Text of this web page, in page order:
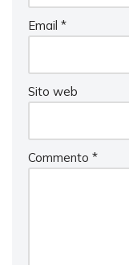
Email *
Sito web
Commento *